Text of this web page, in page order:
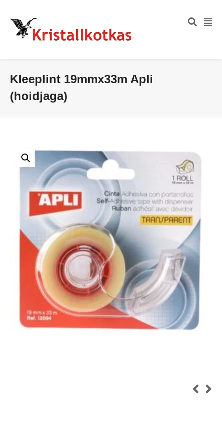
Kleeplint 19mmx33m Apli
(hoidjaga)